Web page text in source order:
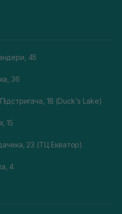
45
36
1В (Duck's Lake)
15
23 (ТЦ Екватор)
4